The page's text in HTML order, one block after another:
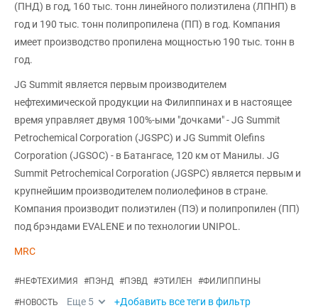
(ПНД) в год, 160 тыс. тонн линейного полиэтилена (ЛПНП) в
год и 190 тыс. тонн полипропилена (ПП) в год. Компания
имеет производство пропилена мощностью 190 тыс. тонн в
год.
JG Summit является первым производителем
нефтехимической продукции на Филиппинах и в настоящее
время управляет двумя 100%-ыми "дочками" - JG Summit
Petrochemical Corporation (JGSPC) и JG Summit Olefins
Corporation (JGSOC) - в Батангасе, 120 км от Манилы. JG
Summit Petrochemical Corporation (JGSPC) является первым и
крупнейшим производителем полиолефинов в стране.
Компания производит полиэтилен (ПЭ) и полипропилен (ПП)
под брэндами EVALENE и по технологии UNIPOL.
MRC
#НЕФТЕХИМИЯ #ПЭНД #ПЭВД #ЭТИЛЕН #ФИЛИППИНЫ
#НОВОСТЬ Еще 5 +Добавить все теги в фильтр